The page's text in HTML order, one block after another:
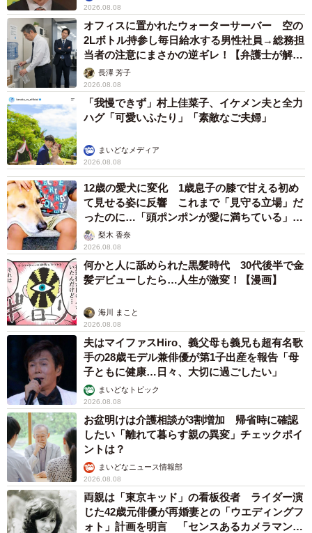
2026.08.08
オフィスに置かれたウォーターサーバー 空の
2Lボトル持参し毎日給水する男性社員→総務担
当者の注意にまさかの逆ギレ！【弁護士が解
説】長澤 芳子
2026.08.08
「我慢できず」村上佳菜子、イケメン夫と全力
ハグ「可愛いふたり」「素敵なご夫婦」
まいどなメディア
2026.08.08
12歳の愛犬に変化 1歳息子の膝で甘える初め
て見せる姿に反響 これまで「見守る立場」だ
ったのに…「頭ポンポンが愛に満ちている」
「尊…」
梨木 香奈
2026.08.08
何かと人に舐められた黒髪時代 30代後半で金
髪デビューしたら…人生が激変！【漫画】
海川 まこと
2026.08.08
夫はマイファスHiro、義父母も義兄も超有名歌
手の28歳モデル兼俳優が第1子出産を報告「母
子ともに健康…日々、大切に過ごしたい」
まいどなトピック
2026.08.08
お盆明けは介護相談が3割増加 帰省時に確認
したい「離れて暮らす親の異変」チェックポイ
ントは？
まいどなニュース情報部
2026.08.08
両親は「東京キッド」の看板役者 ライダー演
じた42歳元俳優が再婚妻との「ウエディングフ
ォト」計画を明言 「センスあるカメラマン求